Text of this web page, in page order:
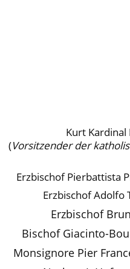
Kurt Kardinal
(Vorsitzender der
Erzbischof Pierbattista
Erzbischof Adolfo
Erzbischof
Bischof Giacinto-
Monsignore Pier